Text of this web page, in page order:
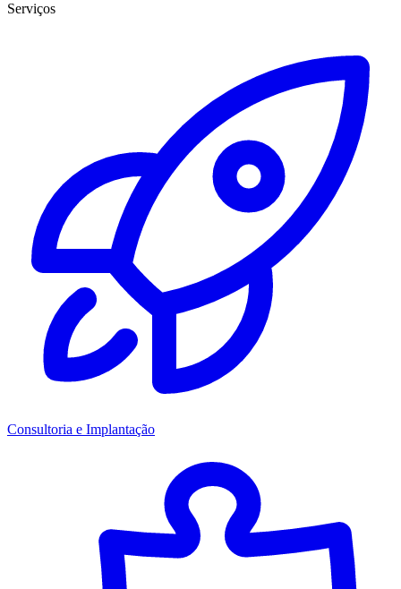
Serviços
Consultoria e Implantação